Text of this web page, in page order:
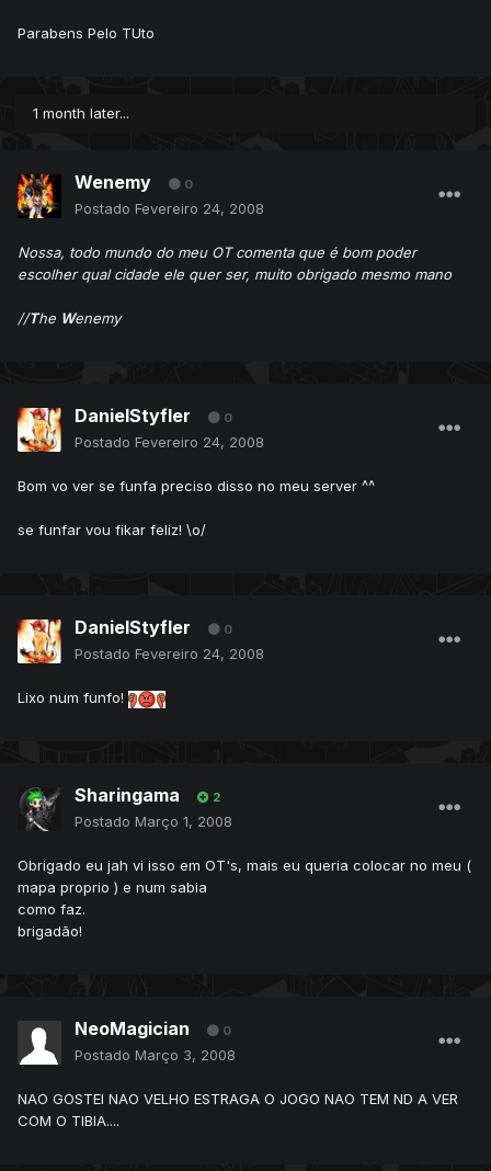
Parabens Pelo TUto
1 month later...
Wenemy 0
Postado Fevereiro 24, 2008
Nossa, todo mundo do meu OT comenta que é bom poder
escolher qual cidade ele quer ser, muito obrigado mesmo mano
//The Wenemy
DanielStyfler 0
Postado Fevereiro 24, 2008
Bom vo ver se funfa preciso disso no meu server ^^
se funfar vou fikar feliz! \o/
DanielStyfler 0
Postado Fevereiro 24, 2008
Lixo num funfo!
Sharingama 2
Postado Março 1, 2008
Obrigado eu jah vi isso em OT's, mais eu queria colocar no meu (
mapa proprio ) e num sabia
como faz.
brigadão!
NeoMagician 0
Postado Março 3, 2008
NAO GOSTEI NAO VELHO ESTRAGA O JOGO NAO TEM ND A VER
COM O TIBIA....